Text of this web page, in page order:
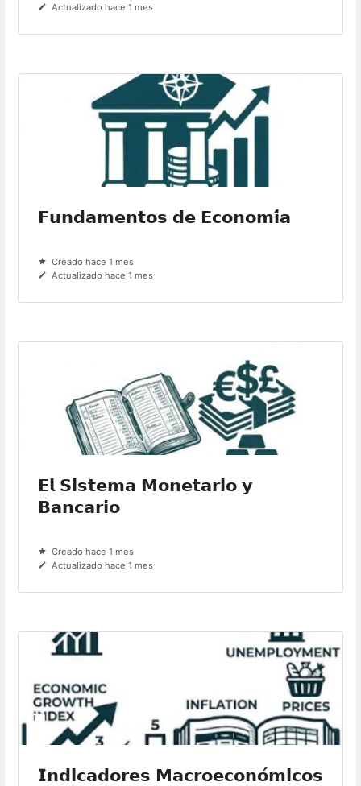
Actualizado hace 1 mes
𝗙𝘂𝗻𝗱𝗮𝗺𝗲𝗻𝘁𝗼𝘀 𝗱𝗲 𝗘𝗰𝗼𝗻𝗼𝗺𝗶́𝗮
Creado hace 1 mes
Actualizado hace 1 mes
𝗘𝗹 𝗦𝗶𝘀𝘁𝗲𝗺𝗮 𝗠𝗼𝗻𝗲𝘁𝗮𝗿𝗶𝗼 𝘆
𝗕𝗮𝗻𝗰𝗮𝗿𝗶𝗼
Creado hace 1 mes
Actualizado hace 1 mes
𝗜𝗻𝗱𝗶𝗰𝗮𝗱𝗼𝗿𝗲𝘀 𝗠𝗮𝗰𝗿𝗼𝗲𝗰𝗼𝗻𝗼́𝗺𝗶𝗰𝗼𝘀